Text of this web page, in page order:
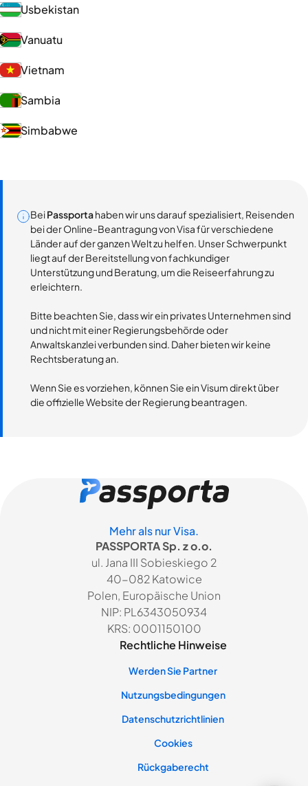
Usbekistan
Vanuatu
Vietnam
Sambia
Simbabwe
BeiPassportahaben wir uns darauf spezialisiert, Reisenden
bei der Online-Beantragung von Visa für verschiedene
Länder auf der ganzen Welt zu helfen. Unser Schwerpunkt
liegt auf der Bereitstellung von fachkundiger
Unterstützung und Beratung, um die Reiseerfahrung zu
erleichtern.
Bitte beachten Sie, dass wir ein privates Unternehmen sind
und nicht mit einer Regierungsbehörde oder
Anwaltskanzlei verbunden sind. Daher bieten wir keine
Rechtsberatung an.
Wenn Sie es vorziehen, können Sie ein Visum direkt über
die offizielle Website der Regierung beantragen.
Mehr als nur Visa.
PASSPORTA Sp. z o.o.
ul. Jana III Sobieskiego 2
40-082 Katowice
Polen, Europäische Union
NIP: PL6343050934
KRS: 0001150100
Rechtliche Hinweise
Werden Sie Partner
Nutzungsbedingungen
Datenschutzrichtlinien
Cookies
Rückgaberecht